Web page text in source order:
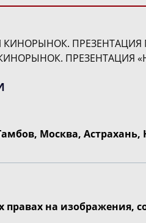
КИНОРЫНОК. ПРЕЗЕНТАЦИЯ
ПРЕЗЕНТАЦИЯ
Москва,
правах на изображения,